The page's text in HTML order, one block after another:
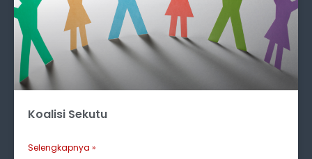
Koalisi Sekutu
Selengkapnya »